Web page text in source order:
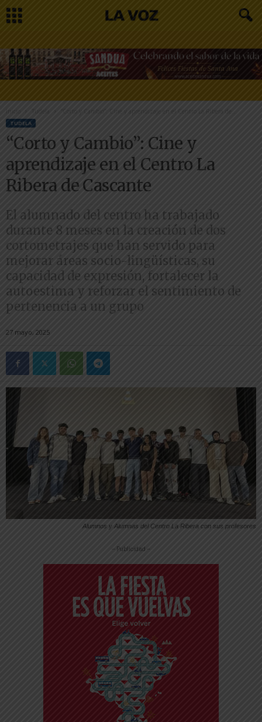
Inicio Tudela “Corto y Cambio”: Cine y aprendizaje en el Centro La Ribera de...
TUDELA
“Corto y Cambio”: Cine y
aprendizaje en el Centro La
Ribera de Cascante
El alumnado del centro ha trabajado
durante 8 meses en la creación de dos
cortometrajes que han servido para
mejorar áreas socio-lingüísticas, su
capacidad de expresión, fortalecer la
autoestima y reforzar el sentimiento de
pertenencia a un grupo
27 mayo, 2025
Alumnos y Alumnas del Centro La Ribera con sus profesores
-- Publicidad --